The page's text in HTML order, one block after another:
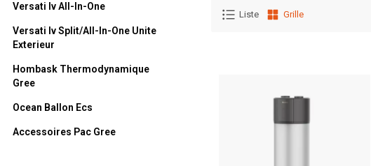
Versati Iv All-In-One
Versati Iv Split/all-In-One Unite
Exterieur
Hombask Thermodynamique
Gree
Ocean Ballon Ecs
Accessoires Pac Gree
Liste Grille